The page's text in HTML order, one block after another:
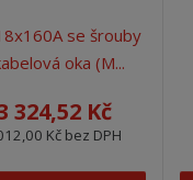
se šrouby
oka (M...
324,52 Kč
Kč bez DPH